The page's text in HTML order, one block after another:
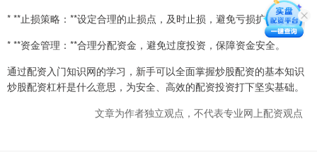
* **止损策略：**设定合理的止损点，及时止损，避免亏损扩大。
* **资金管理：**合理分配资金，避免过度投资，保障资金安全。
通过配资入门知识网的学习，新手可以全面掌握炒股配资的基本知识
炒股配资杠杆是什么意思，为安全、高效的配资投资打下坚实基础。
文章为作者独立观点，不代表专业网上配资观点